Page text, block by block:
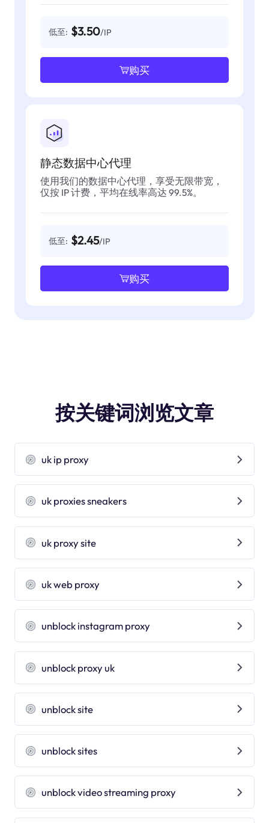
低至: $3.50/IP
购买
静态数据中心代理
使用我们的数据中心代理，享受无限带宽，
仅按 IP 计费，平均在线率高达 99.5%。
低至: $2.45/IP
购买
按关键词浏览文章
uk ip proxy
uk proxies sneakers
uk proxy site
uk web proxy
unblock instagram proxy
unblock proxy uk
unblock site
unblock sites
unblock video streaming proxy